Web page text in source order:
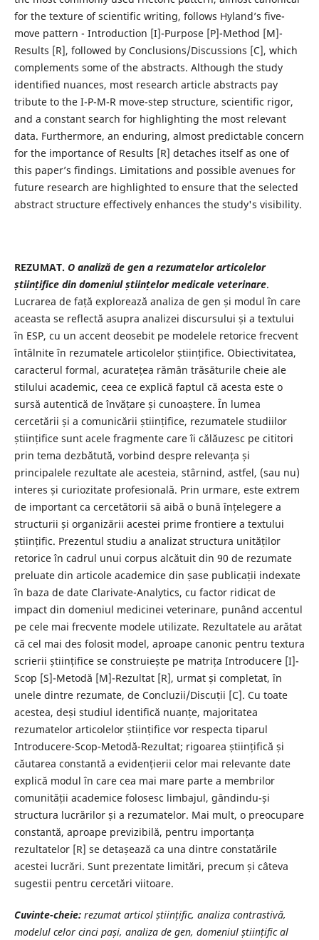
for the texture of scientific writing, follows Hyland’s five-
move pattern - Introduction [I]-Purpose [P]-Method [M]-
Results [R], followed by Conclusions/Discussions [C], which
complements some of the abstracts. Although the study
identified nuances, most research article abstracts pay
tribute to the I-P-M-R move-step structure, scientific rigor,
and a constant search for highlighting the most relevant
data. Furthermore, an enduring, almost predictable concern
for the importance of Results [R] detaches itself as one of
this paper’s findings. Limitations and possible avenues for
future research are highlighted to ensure that the selected
abstract structure effectively enhances the study's visibility.
REZUMAT. O analiză de gen a rezumatelor articolelor
științifice din domeniulștiințelor medicale veterinare.
Lucrarea de față explorează analiza de gen și modul în care
aceasta se reflectă asupra analizei discursului și a textului
în ESP, cu un accent deosebit pe modelele retorice frecvent
întâlnite în rezumatele articolelor științifice. Obiectivitatea,
caracterul formal, acuratețea rămân trăsăturile cheie ale
stilului academic, ceea ce explică faptul că acesta este o
sursă autentică de învățare și cunoaștere. În lumea
cercetării și a comunicării științifice, rezumatele studiilor
științifice sunt acele fragmente care îi călăuzesc pe cititori
prin tema dezbătută, vorbind despre relevanța și
principalele rezultate ale acesteia, stârnind, astfel, (sau nu)
interes și curiozitate profesională. Prin urmare, este extrem
de important ca cercetătorii să aibă o bună înțelegere a
structurii și organizării acestei prime frontiere a textului
științific. Prezentul studiu a analizat structura unităților
retorice în cadrul unui corpus alcătuit din 90 de rezumate
preluate din articole academice din șase publicații indexate
în baza de date Clarivate-Analytics, cu factor ridicat de
impact din domeniul medicinei veterinare, punând accentul
pe cele mai frecvente modele utilizate. Rezultatele au arătat
că cel mai des folosit model, aproape canonic pentru textura
scrierii științifice se construiește pe matrița Introducere [I]-
Scop [S]-Metodă [M]-Rezultat [R], urmat și completat, în
unele dintre rezumate, de Concluzii/Discuții [C]. Cu toate
acestea, deși studiul identifică nuanțe, majoritatea
rezumatelor articolelor științifice vor respecta tiparul
Introducere-Scop-Metodă-Rezultat; rigoarea științifică și
căutarea constantă a evidențierii celor mai relevante date
explică modul în care cea mai mare parte a membrilor
comunității academice folosesc limbajul, gândindu-și
structura lucrărilor și a rezumatelor. Mai mult, o preocupare
constantă, aproape previzibilă, pentru importanța
rezultatelor [R] se detașează ca una dintre constatările
acestei lucrări. Sunt prezentate limitări, precum și câteva
sugestii pentru cercetări viitoare.
Cuvinte-cheie: rezumat articol științific, analiza contrastivă,
modelul celor cinci pași, analiza de gen, domeniul științific al